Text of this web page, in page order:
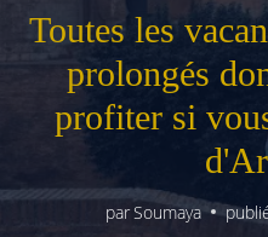
Toutes les
prolongés
profiter si
parSoumaya